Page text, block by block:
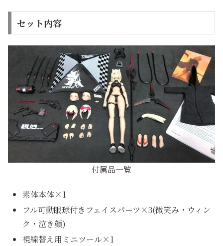
セット内容
付属品一覧
素体本体×1
フル可動眼球付きフェイスパーツ×3(微笑み・ウィン
ク・泣き顔)
視線替え用ミニツール×1